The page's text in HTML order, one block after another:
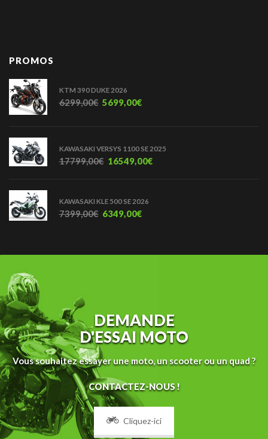
PROMOS
KTM 390 DUKE 2026
6299,00€ 5699,00€
KAWASAKI VERSYS 1100 SE 2025
17799,00€ 16549,00€
KAWASAKI KLE 500 SE 2026
7399,00€ 6349,00€
DEMANDE
D'ESSAI MOTO
Vous souhaitez essayer une moto, un scooter ou un quad ?
CONTACTEZ-NOUS !
Cliquez-ici